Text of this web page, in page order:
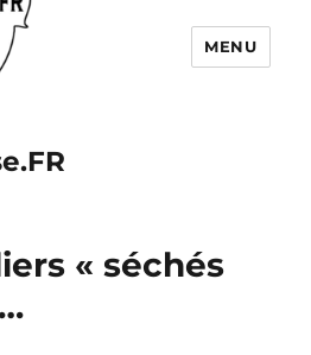
MENU
« séchés